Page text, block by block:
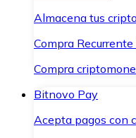
Almacena tus
Compra Recurrente
Compra
Bitnovo Pay
Acepta pagos con